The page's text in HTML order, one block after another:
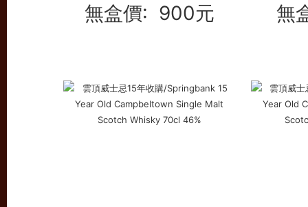
無盒價: 900元
無